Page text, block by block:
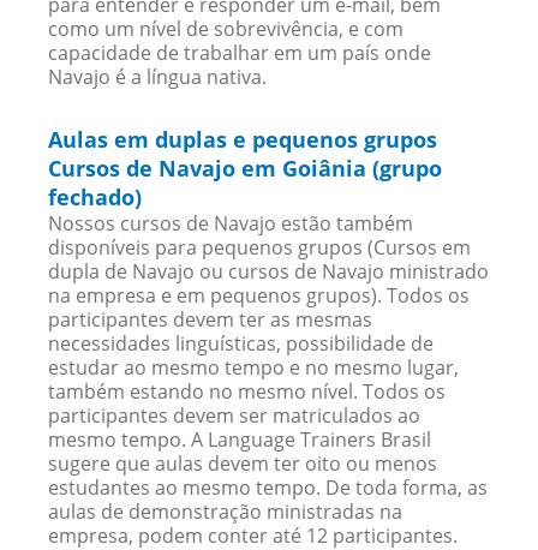
como um nível de sobrevivência, e com
capacidade de trabalhar em um país onde
Navajo é a língua nativa.
Aulas em duplas e pequenos grupos
Cursos de Navajo em Goiânia (grupo
fechado)
Nossos cursos de Navajo estão também
disponíveis para pequenos grupos (Cursos em
dupla de Navajo ou cursos de Navajo ministrado
na empresa e em pequenos grupos). Todos os
participantes devem ter as mesmas
necessidades linguísticas, possibilidade de
estudar ao mesmo tempo e no mesmo lugar,
também estando no mesmo nível. Todos os
participantes devem ser matriculados ao
mesmo tempo. A Language Trainers Brasil
sugere que aulas devem ter oito ou menos
estudantes ao mesmo tempo. De toda forma, as
aulas de demonstração ministradas na
empresa, podem conter até 12 participantes.